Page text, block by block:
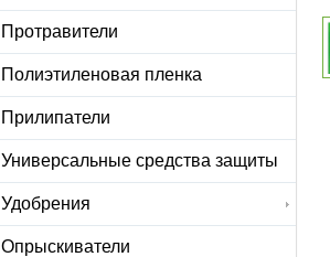
Протравители
Полиэтиленовая пленка
Прилипатели
Универсальные средства защиты
Удобрения
Опрыскиватели